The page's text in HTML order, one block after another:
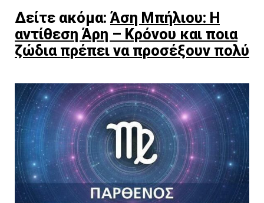
Δείτε ακόμα: Άση Μπήλιου: Η
αντίθεση Άρη – Κρόνου και ποια
ζώδια πρέπει να προσέξουν πολύ